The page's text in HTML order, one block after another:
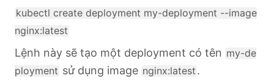
kubectl create deployment my-deployment --image
nginx:latest
Lệnh này sẽ tạo một deployment có tên my-de
ployment sử dụng image nginx:latest .